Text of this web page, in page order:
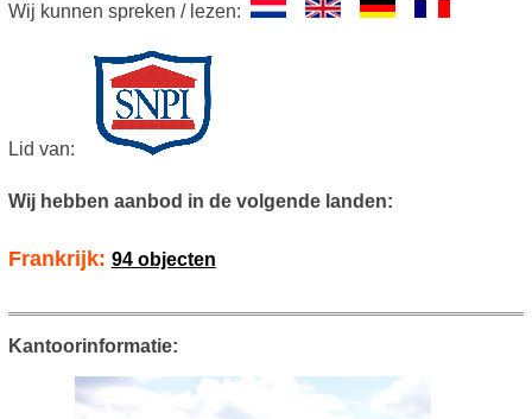
Wij kunnen spreken / lezen:
Lid van:
Wij hebben aanbod in de volgende landen:
Frankrijk: 94 objecten
Kantoorinformatie: